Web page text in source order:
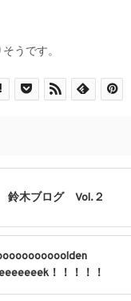
うです。
鈴木ブログ Vol.２
！！！！！